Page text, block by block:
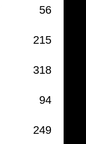
56
215
318
94
249